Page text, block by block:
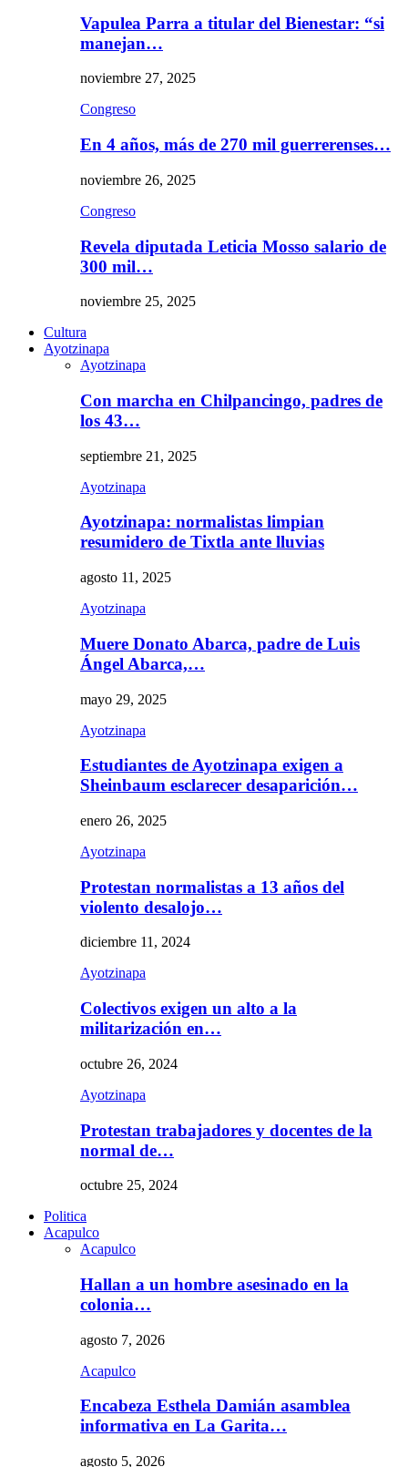
Vapulea Parra a titular del Bienestar: “si
manejan…
noviembre 27, 2025
Congreso
En 4 años, más de 270 mil guerrerenses…
noviembre 26, 2025
Congreso
Revela diputada Leticia Mosso salario de
300 mil…
noviembre 25, 2025
Cultura
Ayotzinapa
Ayotzinapa
Con marcha en Chilpancingo, padres de
los 43…
septiembre 21, 2025
Ayotzinapa
Ayotzinapa: normalistas limpian
resumidero de Tixtla ante lluvias
agosto 11, 2025
Ayotzinapa
Muere Donato Abarca, padre de Luis
Ángel Abarca,…
mayo 29, 2025
Ayotzinapa
Estudiantes de Ayotzinapa exigen a
Sheinbaum esclarecer desaparición…
enero 26, 2025
Ayotzinapa
Protestan normalistas a 13 años del
violento desalojo…
diciembre 11, 2024
Ayotzinapa
Colectivos exigen un alto a la
militarización en…
octubre 26, 2024
Ayotzinapa
Protestan trabajadores y docentes de la
normal de…
octubre 25, 2024
Politica
Acapulco
Acapulco
Hallan a un hombre asesinado en la
colonia…
agosto 7, 2026
Acapulco
Encabeza Esthela Damián asamblea
informativa en La Garita…
agosto 5, 2026